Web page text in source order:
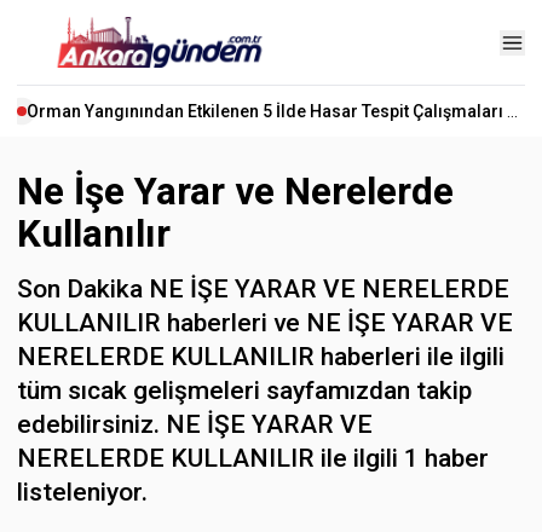
Ne İşe Yarar ve Nerelerde
Kullanılır
Son Dakika NE İŞE YARAR VE NERELERDE
KULLANILIR haberleri ve NE İŞE YARAR VE
NERELERDE KULLANILIR haberleri ile ilgili
tüm sıcak gelişmeleri sayfamızdan takip
edebilirsiniz. NE İŞE YARAR VE
NERELERDE KULLANILIR ile ilgili 1 haber
listeleniyor.